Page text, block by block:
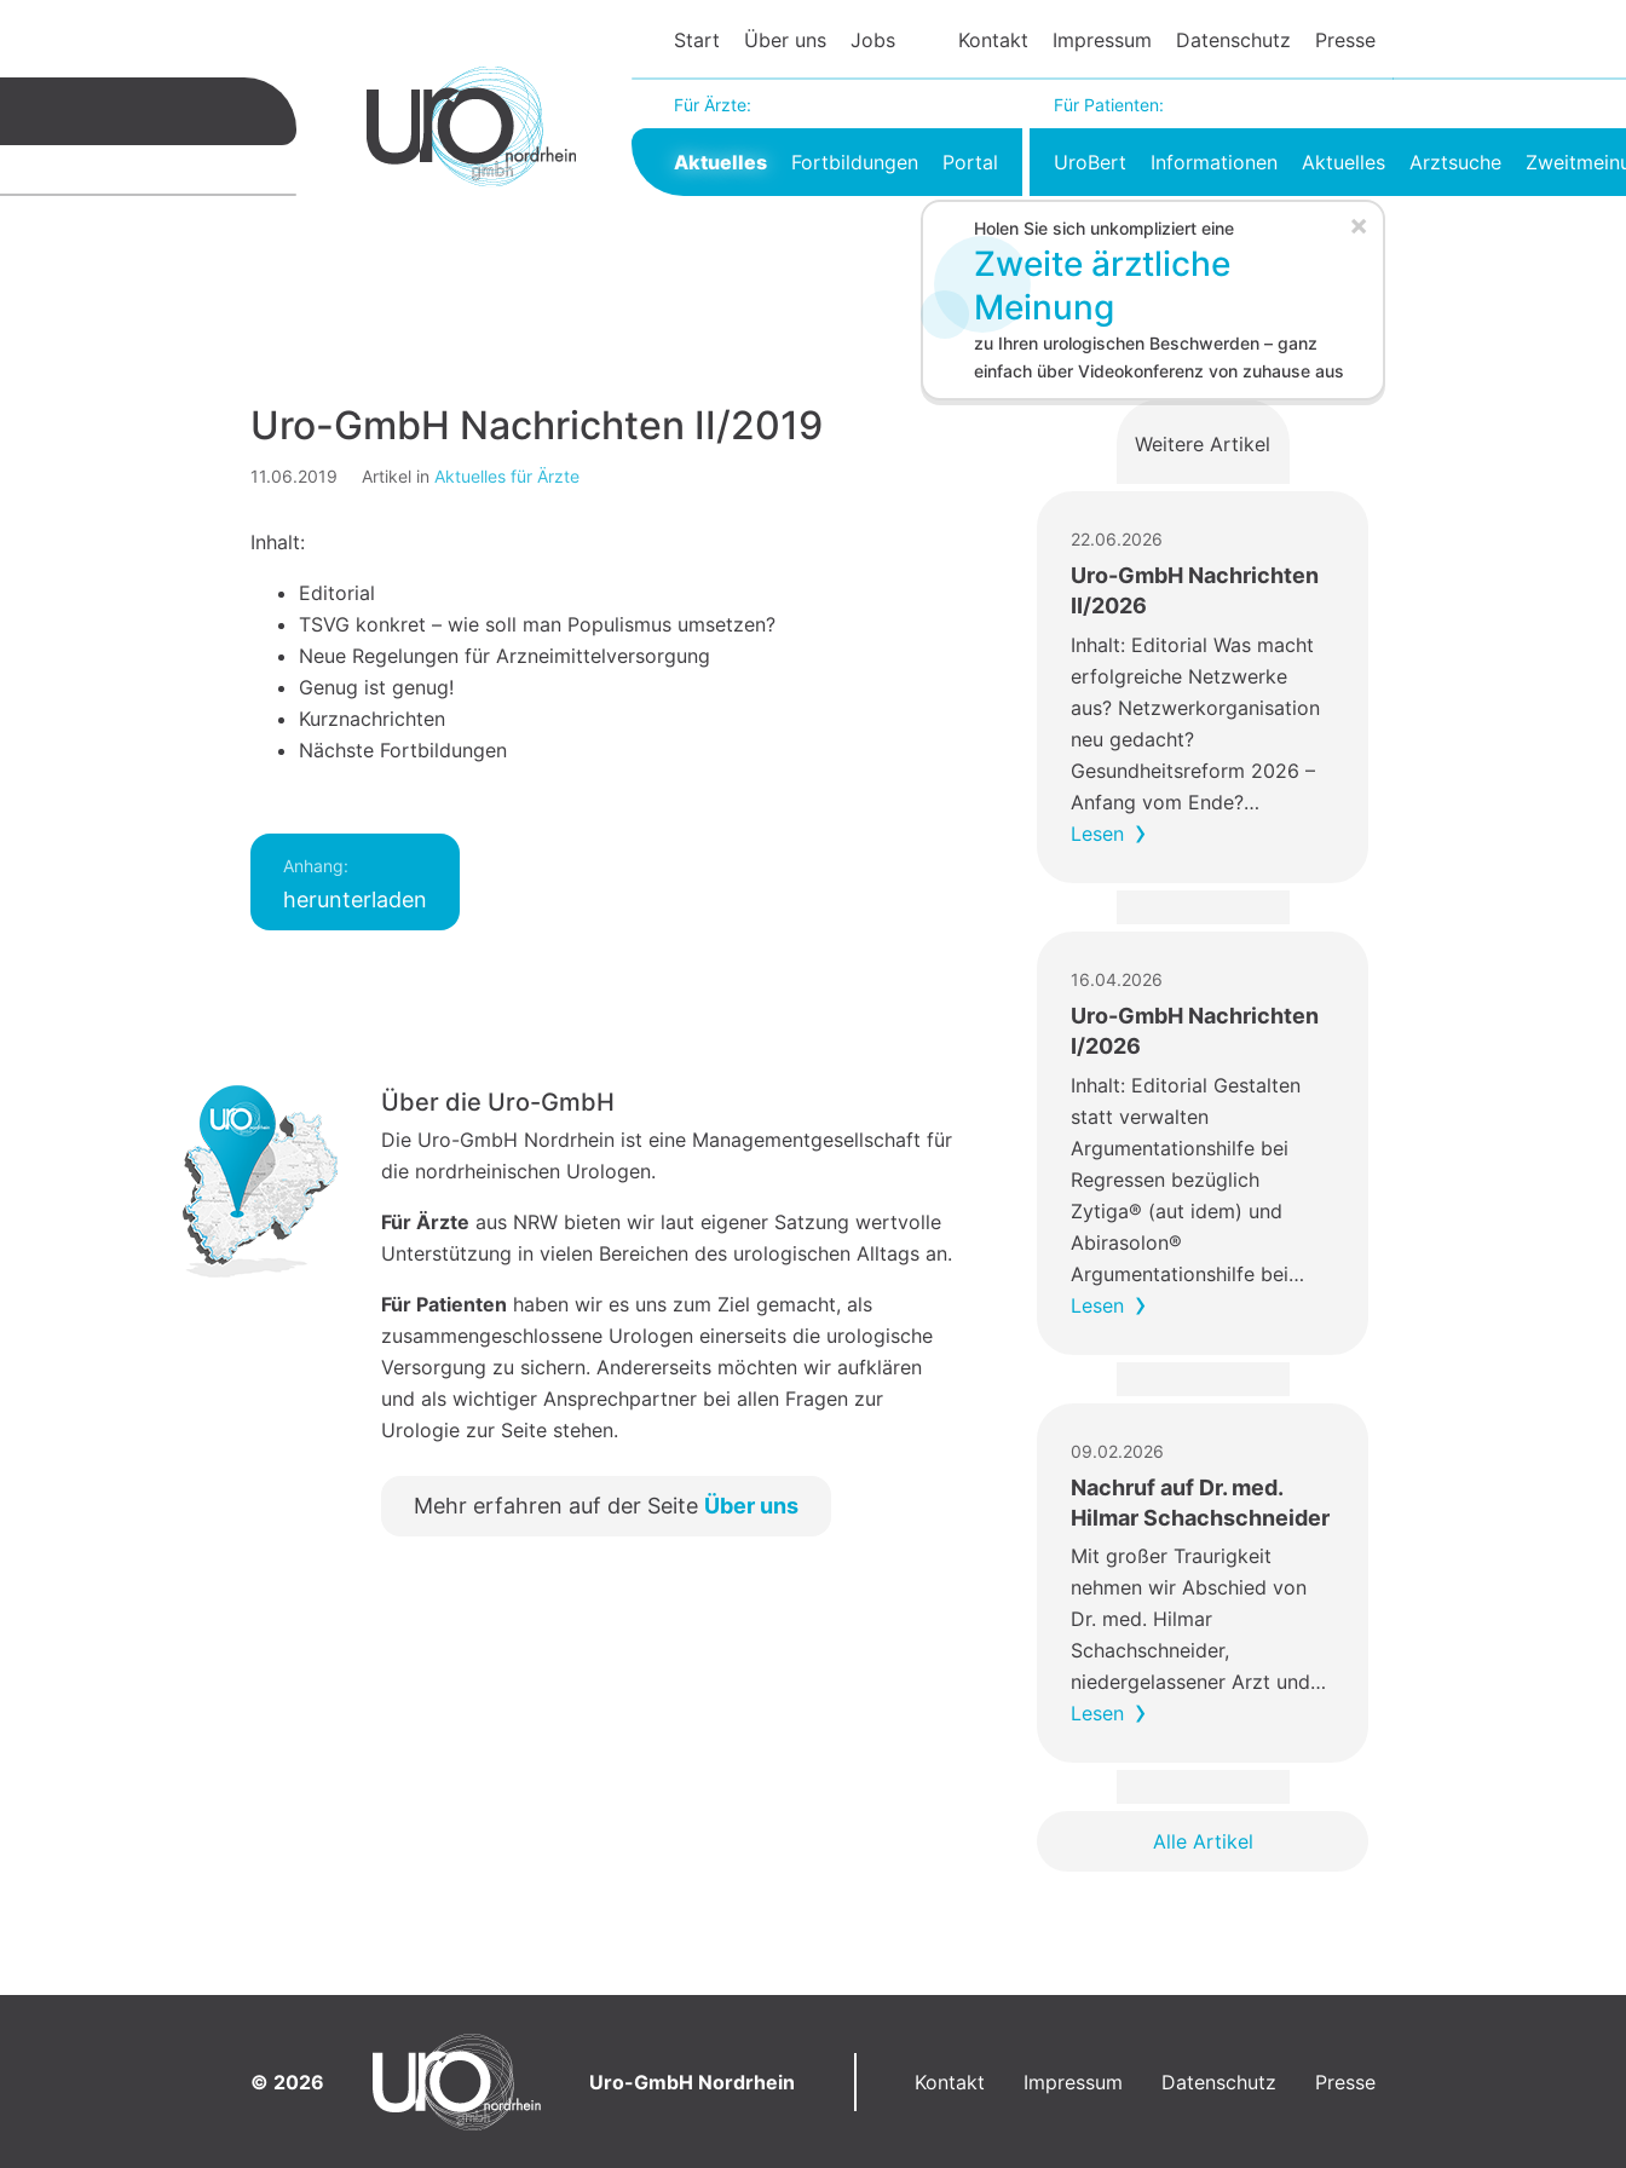
Start Über uns Jobs Kontakt Impressum Datenschutz Presse
Für Ärzte:
Aktuelles Fortbildungen Portal
Für Patienten:
UroBert Informationen Aktuelles Arztsuche
Holen Sie sich unkompliziert eine
Zweite ärztliche
Meinung
zu Ihren urologischen Beschwerden – ganz
einfach über Videokonferenz von zuhause aus
×
Uro-GmbH Nachrichten II/2019
11.06.2019 Artikel in Aktuelles für Ärzte
Inhalt:
Editorial
TSVG konkret – wie soll man Populismus umsetzen?
Neue Regelungen für Arzneimittelversorgung
Genug ist genug!
Kurznachrichten
Nächste Fortbildungen
Anhang:
herunterladen
Über die Uro-GmbH
Die Uro-GmbH Nordrhein ist eine Managementgesellschaft für
die nordrheinischen Urologen.
Für Ärzte aus NRW bieten wir laut eigener Satzung wertvolle
Unterstützung in vielen Bereichen des urologischen Alltags an.
Für Patienten haben wir es uns zum Ziel gemacht, als
zusammengeschlossene Urologen einerseits die urologische
Versorgung zu sichern. Andererseits möchten wir aufklären
und als wichtiger Ansprechpartner bei allen Fragen zur
Urologie zur Seite stehen.
Mehr erfahren auf der Seite Über uns
Weitere Artikel
22.06.2026
Uro-GmbH Nachrichten
II/2026
Inhalt: Editorial Was macht
erfolgreiche Netzwerke
aus? Netzwerkorganisation
neu gedacht?
Gesundheitsreform 2026 –
Anfang vom Ende?…
Lesen
16.04.2026
Uro-GmbH Nachrichten
I/2026
Inhalt: Editorial Gestalten
statt verwalten
Argumentationshilfe bei
Regressen bezüglich
Zytiga® (aut idem) und
Abirasolon®
Argumentationshilfe bei…
Lesen
09.02.2026
Nachruf auf Dr. med.
Hilmar Schachschneider
Mit großer Traurigkeit
nehmen wir Abschied von
Dr. med. Hilmar
Schachschneider,
niedergelassener Arzt und…
Lesen
Alle Artikel
© 2026 Uro-GmbH Nordrhein Kontakt Impressum Datenschutz Presse